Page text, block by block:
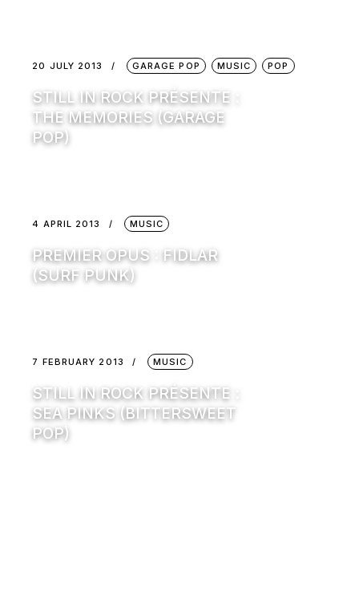
20 JULY 2013 GARAGE POP MUSIC POP
STILL IN ROCK PRÉSENTE :
THE MEMORIES (GARAGE
POP)
4 APRIL 2013 MUSIC
PREMIER OPUS : FIDLAR
(SURF PUNK)
7 FEBRUARY 2013 MUSIC
STILL IN ROCK PRÉSENTE :
SEA PINKS (BITTERSWEET
POP)